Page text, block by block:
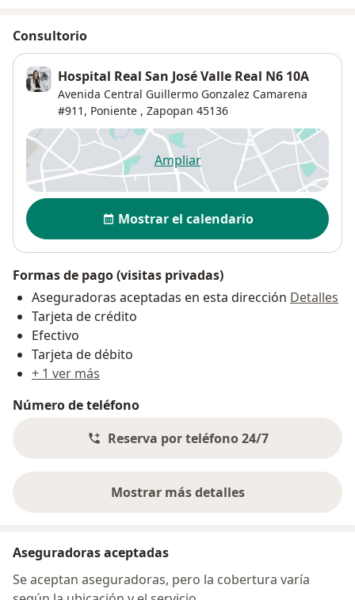
Consultorio
Hospital Real San José Valle Real N6 10A
Avenida Central Guillermo Gonzalez Camarena
#911, Poniente , Zapopan 45136
Ampliarse abre en una nueva
Disponibilidad
Mostrar el calendario
Formas de pago (visitas privadas)
Aseguradoras aceptadas en esta dirección Detalles
Tarjeta de crédito
Efectivo
Tarjeta de débito
+ 1 ver más
Número de teléfono
Reserva por teléfono 24/7
Mostrar más detalles
sobre la dirección
Aseguradoras aceptadas
Se aceptan aseguradoras, pero la cobertura varía